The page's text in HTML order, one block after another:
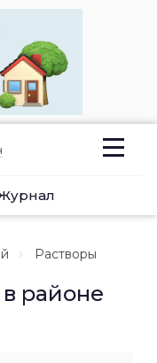
Растворы
районе